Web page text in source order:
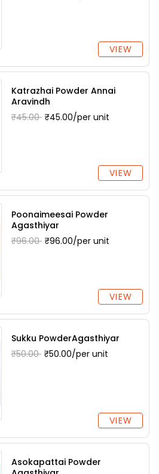
VIEW
Katrazhai Powder Annai
Aravindh
₹45.00 ₹45.00/per unit
VIEW
Poonaimeesai Powder
Agasthiyar
₹96.00 ₹96.00/per unit
VIEW
Sukku PowderAgasthiyar
₹50.00 ₹50.00/per unit
VIEW
Asokapattai Powder